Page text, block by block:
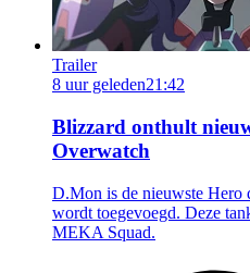
Trailer
8 uur geleden21:42
Blizzard onthult
Overwatch
D.Mon is de nieuwste Hero
wordt toegevoegd. Deze
MEKA Squad.